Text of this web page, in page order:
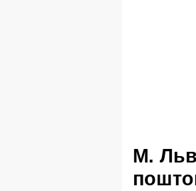
м. Львів вул. Лісна дізнатися